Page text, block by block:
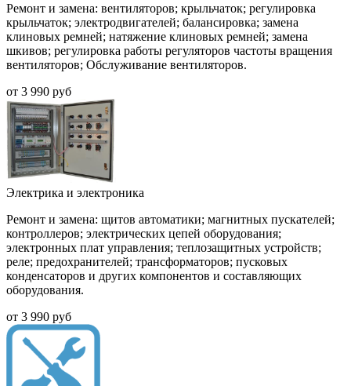
Ремонт и замена: вентиляторов; крыльчаток; регулировка
крыльчаток; электродвигателей; балансировка; замена
клиновых ремней; натяжение клиновых ремней; замена
шкивов; регулировка работы регуляторов частоты вращения
вентиляторов; Обслуживание вентиляторов.
от 3 990 руб
Электрика и электроника
Ремонт и замена: щитов автоматики; магнитных пускателей;
контроллеров; электрических цепей оборудования;
электронных плат управления; теплозащитных устройств;
реле; предохранителей; трансформаторов; пусковых
конденсаторов и других компонентов и составляющих
оборудования.
от 3 990 руб